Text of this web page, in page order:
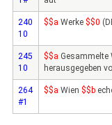
240
10
$$a Werke $$0
245
10
$$a Gesammelte
herausgegeben
264
#1
$$a Wien $$b